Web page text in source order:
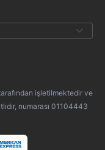
işletilmektedir ve
numarası 01104443